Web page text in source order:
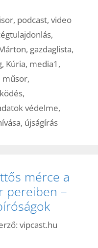
, podcast,video
,
, gazdaglista,
, Kúria, media1 ,
műsor,
,
védelme,
, újságírás
mérce a
pereiben –
vipcast.hu